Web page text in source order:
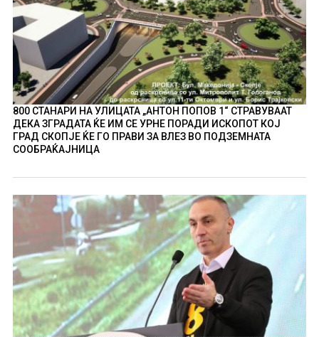
800 СТАНАРИ НА УЛИЦАТА „АНТОН ПОПОВ 1“ СТРАВУВААТ
ДЕКА ЗГРАДАТА ЌЕ ИМ СЕ УРНЕ ПОРАДИ ИСКОПОТ КОЈ
ГРАД СКОПЈЕ ЌЕ ГО ПРАВИ ЗА ВЛЕЗ ВО ПОДЗЕМНАТА
СООБРАЌАЈНИЦА